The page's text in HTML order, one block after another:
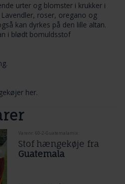
urter og blomster i krukker i
roser, oregano og
kan dyrkes på den lille altan.
i blødt bomuldsstof
her.
Varenr. 60-2-Guatemalamix
Stof hængekøje fra
Guatemala